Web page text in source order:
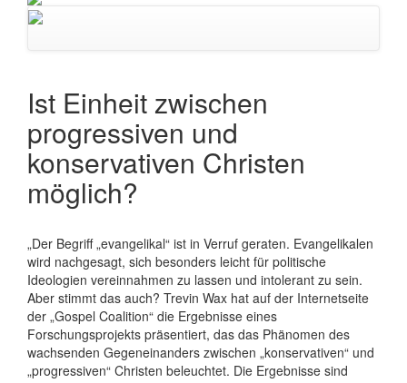
Navigation
Ist Einheit zwischen
progressiven und
konservativen Christen
möglich?
„Der Begriff „evangelikal“ ist in Verruf geraten. Evangelikalen
wird nachgesagt, sich besonders leicht für politische
Ideologien vereinnahmen zu lassen und intolerant zu sein.
Aber stimmt das auch? Trevin Wax hat auf der Internetseite
der „Gospel Coalition“ die Ergebnisse eines
Forschungsprojekts präsentiert, das das Phänomen des
wachsenden Gegeneinanders zwischen „konservativen“ und
„progressiven“ Christen beleuchtet. Die Ergebnisse sind